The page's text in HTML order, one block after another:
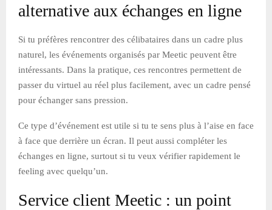
alternative aux échanges en ligne
Si tu préfères rencontrer des célibataires dans un cadre plus
naturel, les événements organisés par Meetic peuvent être
intéressants. Dans la pratique, ces rencontres permettent de
passer du virtuel au réel plus facilement, avec un cadre pensé
pour échanger sans pression.
Ce type d’événement est utile si tu te sens plus à l’aise en face
à face que derrière un écran. Il peut aussi compléter les
échanges en ligne, surtout si tu veux vérifier rapidement le
feeling avec quelqu’un.
Service client Meetic : un point